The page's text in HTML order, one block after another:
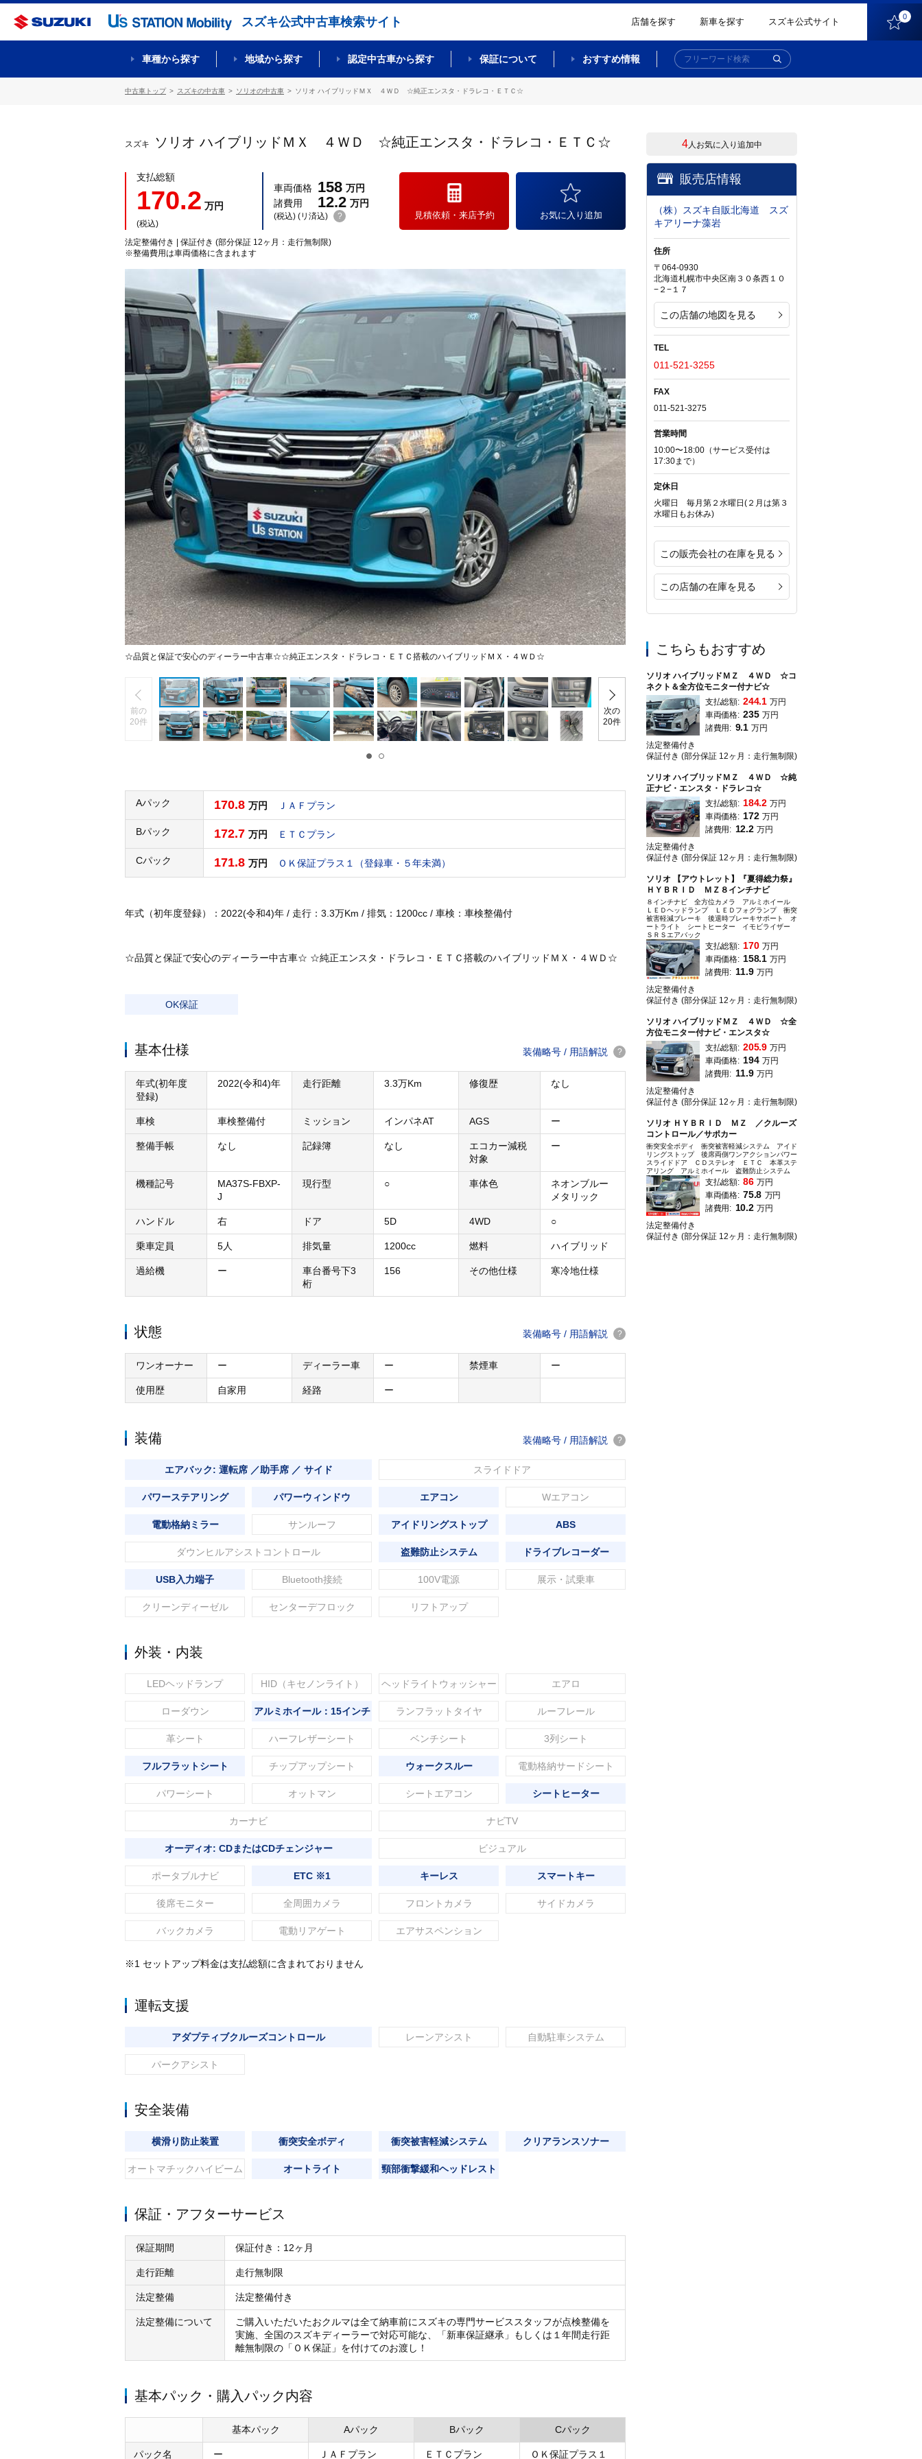
スズキ公式中古車検索サイト 店舗を探す 新車を探す スズキ公式サイト 0
車種から探す 地域から探す 認定中古車から探す 保証について おすすめ情報
中古車トップ スズキの中古車 ソリオの中古車 ソリオ ハイブリッドＭＸ ４ＷＤ ☆純正エンスタ・ドラレコ・ＥＴＣ☆
スズキ ソリオ ハイブリッドＭＸ ４ＷＤ ☆純正エンスタ・ドラレコ・ＥＴＣ☆
支払総額
170.2 万円
(税込)
車両価格 158 万円
諸費用
12.2 万円
(税込) (リ済込) ?
法定整備付き | 保証付き (部分保証 12ヶ月：走行無制限)
※整備費用は車両価格に含まれます
見積依頼・来店予約 お気に入り追加
☆品質と保証で安心のディーラー中古車☆☆純正エンスタ・ドラレコ・ＥＴＣ搭載のハイブリッドＭＸ・４ＷＤ☆
前の
20件
次の
20件
Aパック 170.8 万円 ＪＡＦプラン
Bパック 172.7 万円 ＥＴＣプラン
Cパック 171.8 万円 ＯＫ保証プラス１（登録車・５年未満）
年式（初年度登録）：2022(令和4)年 / 走行：3.3万Km / 排気：1200cc / 車検：車検整備付
☆品質と保証で安心のディーラー中古車☆ ☆純正エンスタ・ドラレコ・ＥＴＣ搭載のハイブリッドＭＸ・４ＷＤ☆
OK保証
基本仕様 装備略号 / 用語解説 ?
年式(初年度
登録)
2022(令和4)年 走行距離 3.3万Km 修復歴 なし
車検 車検整備付 ミッション インパネAT AGS ー
整備手帳 なし 記録簿 なし
エコカー減税
対象
ー
機種記号
MA37S-FBXP-
J
現行型 ○ 車体色
ネオンブルー
メタリック
ハンドル 右 ドア 5D 4WD ○
乗車定員 5人 排気量 1200cc 燃料 ハイブリッド
過給機 ー
車台番号下3
桁
156 その他仕様 寒冷地仕様
状態 装備略号 / 用語解説 ?
ワンオーナー ー ディーラー車 ー 禁煙車 ー
使用歴 自家用 経路 ー
装備 装備略号 / 用語解説 ?
エアバック: 運転席 ／助手席 ／ サイド スライドドア
パワーステアリング パワーウィンドウ エアコン Wエアコン
電動格納ミラー サンルーフ アイドリングストップ ABS
ダウンヒルアシストコントロール 盗難防止システム ドライブレコーダー
USB入力端子 Bluetooth接続 100V電源 展示・試乗車
クリーンディーゼル センターデフロック リフトアップ
外装・内装
LEDヘッドランプ HID（キセノンライト） ヘッドライトウォッシャー エアロ
ローダウン アルミホイール：15インチ ランフラットタイヤ ルーフレール
革シート ハーフレザーシート ベンチシート 3列シート
フルフラットシート チップアップシート ウォークスルー 電動格納サードシート
パワーシート オットマン シートエアコン シートヒーター
カーナビ ナビTV
オーディオ: CDまたはCDチェンジャー ビジュアル
ポータブルナビ ETC ※1 キーレス スマートキー
後席モニター 全周囲カメラ フロントカメラ サイドカメラ
バックカメラ 電動リアゲート エアサスペンション
※1 セットアップ料金は支払総額に含まれておりません
運転支援
アダプティブクルーズコントロール レーンアシスト 自動駐車システム
パークアシスト
安全装備
横滑り防止装置 衝突安全ボディ 衝突被害軽減システム クリアランスソナー
オートマチックハイビーム オートライト 頸部衝撃緩和ヘッドレスト
保証・アフターサービス
保証期間 保証付き：12ヶ月
走行距離 走行無制限
法定整備 法定整備付き
法定整備について
ご購入いただいたおクルマは全て納車前にスズキの専門サービススタッフが点検整備を
実施、全国のスズキディーラーで対応可能な、「新車保証継承」もしくは１年間走行距
離無制限の「ＯＫ保証」を付けてのお渡し！
基本パック・購入パック内容
基本パック Aパック Bパック Cパック
パック名 ー ＪＡＦプラン ＥＴＣプラン ＯＫ保証プラス１
4人お気に入り追加中
販売店情報
（株）スズキ自販北海道 スズ
キアリーナ藻岩
住所
〒064-0930
北海道札幌市中央区南３０条西１０
−２−１７
この店舗の地図を見る
TEL
011-521-3255
FAX
011-521-3275
営業時間
10:00〜18:00（サービス受付は
17:30まで）
定休日
火曜日 毎月第２水曜日(２月は第３
水曜日もお休み)
この販売会社の在庫を見る
この店舗の在庫を見る
こちらもおすすめ
ソリオ ハイブリッドＭＺ ４ＷＤ ☆コ
ネクト＆全方位モニター付ナビ☆
支払総額: 244.1 万円
車両価格: 235 万円
諸費用: 9.1 万円
法定整備付き
保証付き (部分保証 12ヶ月：走行無制限)
ソリオ ハイブリッドＭＺ ４ＷＤ ☆純
正ナビ・エンスタ・ドラレコ☆
支払総額: 184.2 万円
車両価格: 172 万円
諸費用: 12.2 万円
法定整備付き
保証付き (部分保証 12ヶ月：走行無制限)
ソリオ 【アウトレット】『夏得総力祭』
ＨＹＢＲＩＤ ＭＺ８インチナビ
８インチナビ 全方位カメラ アルミホイール
ＬＥＤヘッドランプ ＬＥＤフォグランプ 衝突
被害軽減ブレーキ 後退時ブレーキサポート オ
ートライト シートヒーター イモビライザー
ＳＲＳエアバック
支払総額: 170 万円
車両価格: 158.1 万円
諸費用: 11.9 万円
法定整備付き
保証付き (部分保証 12ヶ月：走行無制限)
ソリオ ハイブリッドＭＺ ４ＷＤ ☆全
方位モニター付ナビ・エンスタ☆
支払総額: 205.9 万円
車両価格: 194 万円
諸費用: 11.9 万円
法定整備付き
保証付き (部分保証 12ヶ月：走行無制限)
ソリオ ＨＹＢＲＩＤ ＭＺ ／クルーズ
コントロール／サポカー
衝突安全ボディ 衝突被害軽減システム アイド
リングストップ 後席両側ワンアクションパワー
スライドドア ＣＤステレオ ＥＴＣ 本革ステ
アリング アルミホイール 盗難防止システム
支払総額: 86 万円
車両価格: 75.8 万円
諸費用: 10.2 万円
法定整備付き
保証付き (部分保証 12ヶ月：走行無制限)